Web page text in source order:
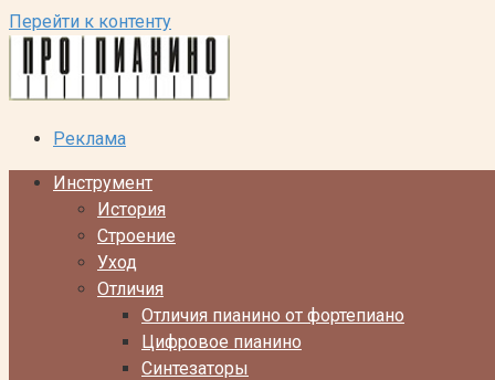
Перейти к контенту
Реклама
Инструмент
История
Строение
Уход
Отличия
Отличия пианино от фортепиано
Цифровое пианино
Синтезаторы